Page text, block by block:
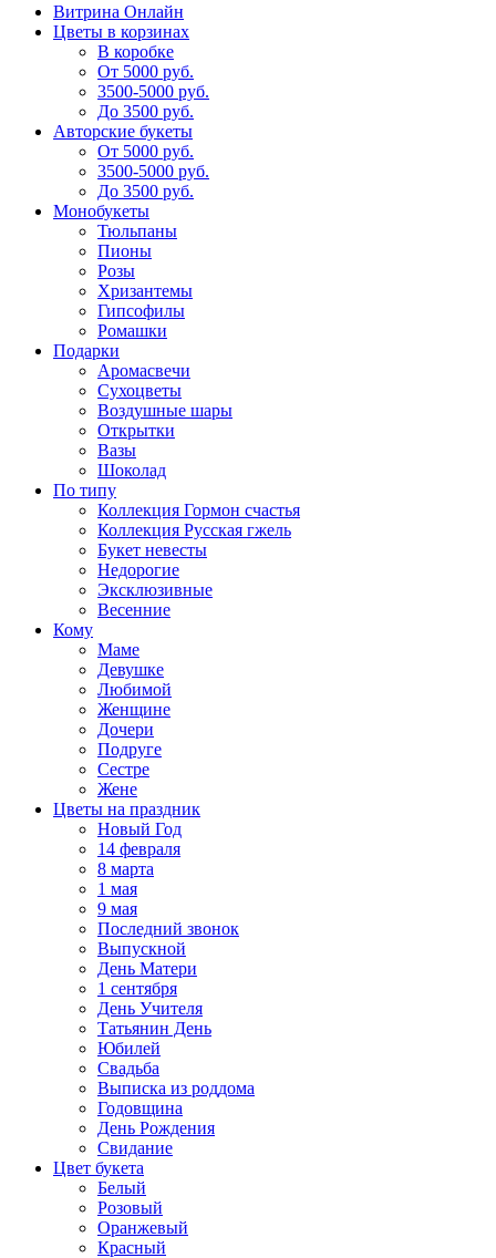
Витрина Онлайн
Цветы в корзинах
В коробке
От 5000 руб.
3500-5000 руб.
До 3500 руб.
Авторские букеты
От 5000 руб.
3500-5000 руб.
До 3500 руб.
Монобукеты
Тюльпаны
Пионы
Розы
Хризантемы
Гипсофилы
Ромашки
Подарки
Аромасвечи
Сухоцветы
Воздушные шары
Открытки
Вазы
Шоколад
По типу
Коллекция Гормон счастья
Коллекция Русская гжель
Букет невесты
Недорогие
Эксклюзивные
Весенние
Кому
Маме
Девушке
Любимой
Женщине
Дочери
Подруге
Сестре
Жене
Цветы на праздник
Новый Год
14 февраля
8 марта
1 мая
9 мая
Последний звонок
Выпускной
День Матери
1 сентября
День Учителя
Татьянин День
Юбилей
Свадьба
Выписка из роддома
Годовщина
День Рождения
Свидание
Цвет букета
Белый
Розовый
Оранжевый
Красный